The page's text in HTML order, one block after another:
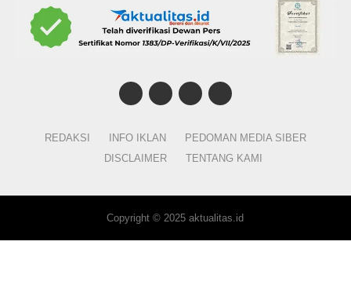
REDAKSI INFO IKLAN
PEDOMAN MEDIA SIBER
DISCLAIMER
TENTANG KAMI
Copyright © 2025 aktualitas.id